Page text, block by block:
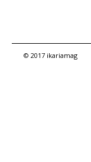
© 2017 ikariamag